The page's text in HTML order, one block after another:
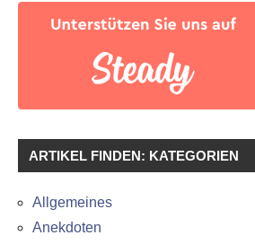
ARTIKEL FINDEN: KATEGORIEN
Allgemeines
Anekdoten